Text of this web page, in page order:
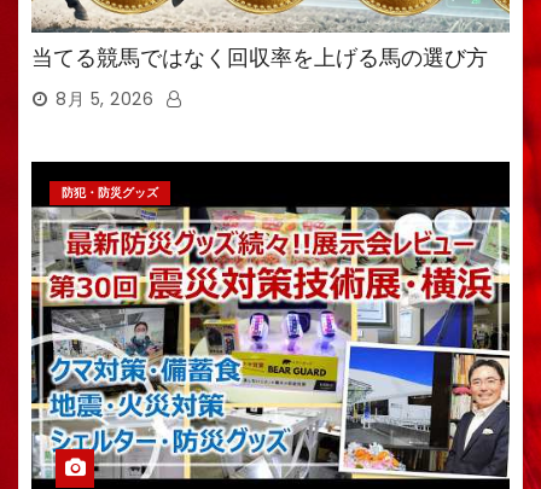
当てる競馬ではなく回収率を上げる馬の選び方
8月 5, 2026
防犯・防災グッズ